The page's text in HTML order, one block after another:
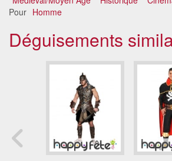
Pour Homme
Déguisements